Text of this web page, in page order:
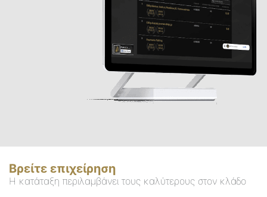
Βρείτε επιχείρηση
Η κατάταξη περιλαμβάνει τους καλύτερους στον κλάδο